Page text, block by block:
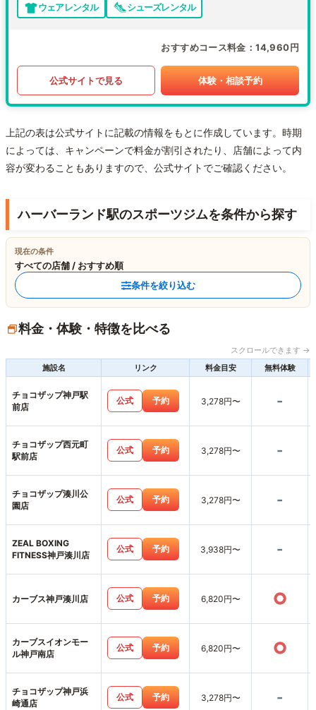
ウェアレンタル シューズレンタル
おすすめコース料金 14,960円
公式サイトで見る 体験・相談予約
上記の表は公式サイトに記載の情報をもとに作成しています。時期
によっては、キャンペーンで料金が割引されたり、店舗によって内
容が変わることもありますので、公式サイトでご確認ください。
ハーバーランド駅のスポーツジムを条件から探す
現在の条件
すべての店舗 / おすすめ順
条件を絞り込む
料金・体験・特徴を比べる
スクロールできます →
施設名
リンク 料金目安 無料体験
チョコザップ神戸駅
前店
公式 予約 3,278円〜 -
チョコザップ西元町
駅前店
公式 予約 3,278円〜 -
チョコザップ湊川公
園店
公式 予約 3,278円〜 -
ZEAL BOXING
FITNESS神戸湊川店
公式 予約 3,938円〜 -
カーブス神戸湊川店 公式 予約 6,820円〜 ○
カーブスイオンモー
ル神戸南店
公式 予約 6,820円〜 ○
チョコザップ神戸浜
崎通店
公式 予約 3,278円〜 -